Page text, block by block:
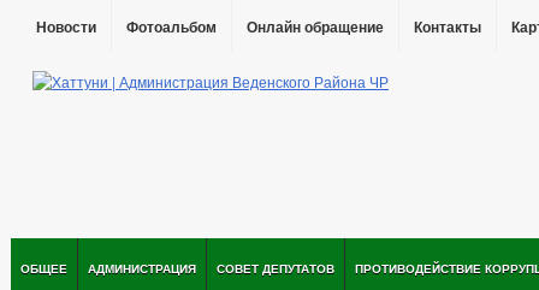
Новости Фотоальбом Онлайн обращение Контакты
ОБЩЕЕ АДМИНИСТРАЦИЯ СОВЕТ ДЕПУТАТОВ ПРОТИВОДЕЙСТВИЕ